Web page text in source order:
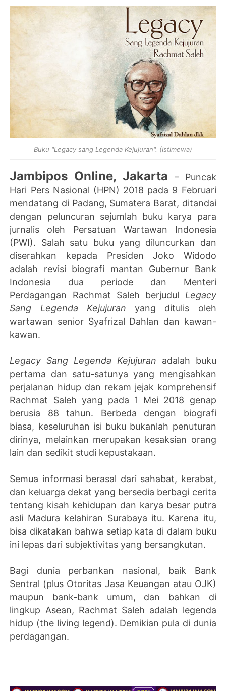
Buku "Legacy sang Legenda Kejujuran". (Istimewa)
Jambipos Online, Jakarta
– Puncak
Hari Pers Nasional (HPN) 2018 pada 9 Februari
mendatang di Padang, Sumatera Barat, ditandai
dengan peluncuran sejumlah buku karya para
jurnalis oleh Persatuan Wartawan Indonesia
(PWI). Salah satu buku yang diluncurkan dan
diserahkan kepada Presiden Joko Widodo
adalah revisi biografi mantan Gubernur Bank
Indonesia dua periode dan Menteri
Perdagangan Rachmat Saleh berjudul Legacy
Sang Legenda Kejujuran yang ditulis oleh
wartawan senior Syafrizal Dahlan dan kawan-
kawan.
Legacy Sang Legenda Kejujuran adalah buku
pertama dan satu-satunya yang mengisahkan
perjalanan hidup dan rekam jejak komprehensif
Rachmat Saleh yang pada 1 Mei 2018 genap
berusia 88 tahun. Berbeda dengan biografi
biasa, keseluruhan isi buku bukanlah penuturan
dirinya, melainkan merupakan kesaksian orang
lain dan sedikit studi kepustakaan.
Semua informasi berasal dari sahabat, kerabat,
dan keluarga dekat yang bersedia berbagi cerita
tentang kisah kehidupan dan karya besar putra
asli Madura kelahiran Surabaya itu. Karena itu,
bisa dikatakan bahwa setiap kata di dalam buku
ini lepas dari subjektivitas yang bersangkutan.
Bagi dunia perbankan nasional, baik Bank
Sentral (plus Otoritas Jasa Keuangan atau OJK)
maupun bank-bank umum, dan bahkan di
lingkup Asean, Rachmat Saleh adalah legenda
hidup (the living legend). Demikian pula di dunia
perdagangan.